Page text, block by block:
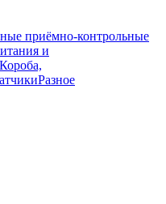
приёмно-контрольные
и
Короба,
Разное